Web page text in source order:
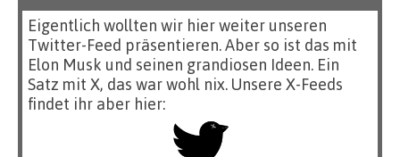
Eigentlich wollten wir hier weiter unseren
Twitter-Feed präsentieren. Aber so ist das mit
Elon Musk und seinen grandiosen Ideen. Ein
Satz mit X, das war wohl nix. Unsere X-Feeds
findet ihr aber hier: